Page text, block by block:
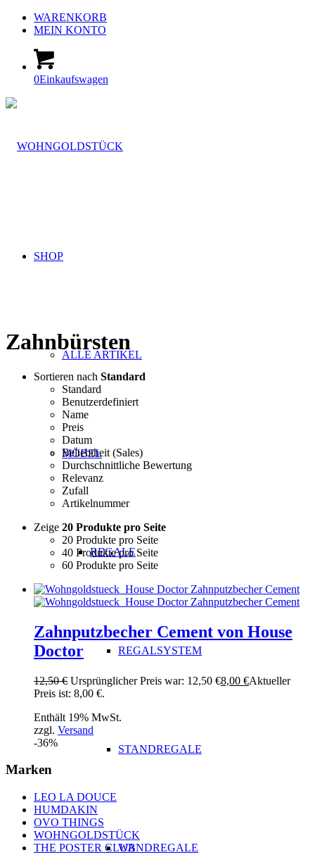
WARENKORB
MEIN KONTO
0Einkaufswagen
SHOP
ALLE ARTIKEL
MÖBEL
REGALE
REGALSYSTEM
STANDREGALE
WANDREGALE
Zahnbürsten
Sortieren nach Standard
Standard
Benutzerdefiniert
Name
Preis
Datum
Beliebtheit (Sales)
Durchschnittliche Bewertung
Relevanz
Zufall
Artikelnummer
Zeige 20 Produkte pro Seite
20 Produkte pro Seite
40 Produkte pro Seite
60 Produkte pro Seite
Zahnputzbecher Cement von House
Doctor
12,50€ Ursprünglicher Preis war: 12,50 €8,00 €Aktueller
Preis ist: 8,00 €.
Enthält 19% MwSt.
zzgl. Versand
-36%
Marken
LEO LA DOUCE
HUMDAKIN
OVO THINGS
WOHNGOLDSTÜCK
THE POSTER CLUB